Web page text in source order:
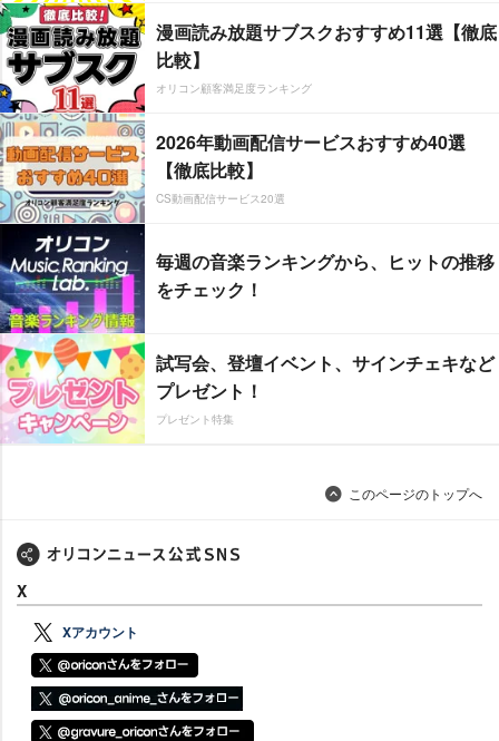
漫画読み放題サブスクおすすめ11選【徹底
比較】
オリコン顧客満足度ランキング
2026年動画配信サービスおすすめ40選
【徹底比較】
CS動画配信サービス20選
毎週の音楽ランキングから、ヒットの推移
をチェック！
試写会、登壇イベント、サインチェキなど
プレゼント！
プレゼント特集
このページのトップへ
X
Xアカウント